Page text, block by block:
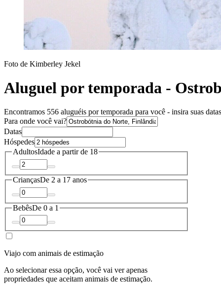
Foto de Kimberley Jekel
Aluguel por temporada -
Encontramos 556 aluguéis por temporada para você - insira suas
Para onde você vai?
Datas
Hóspedes
AdultosIdade a partir de 18
CriançasDe 2 a 17 anos
BebêsDe 0 a 1
Viajo com animais de estimação
Ao selecionar essa opção, você vai ver apenas
propriedades que aceitam animais de estimação.